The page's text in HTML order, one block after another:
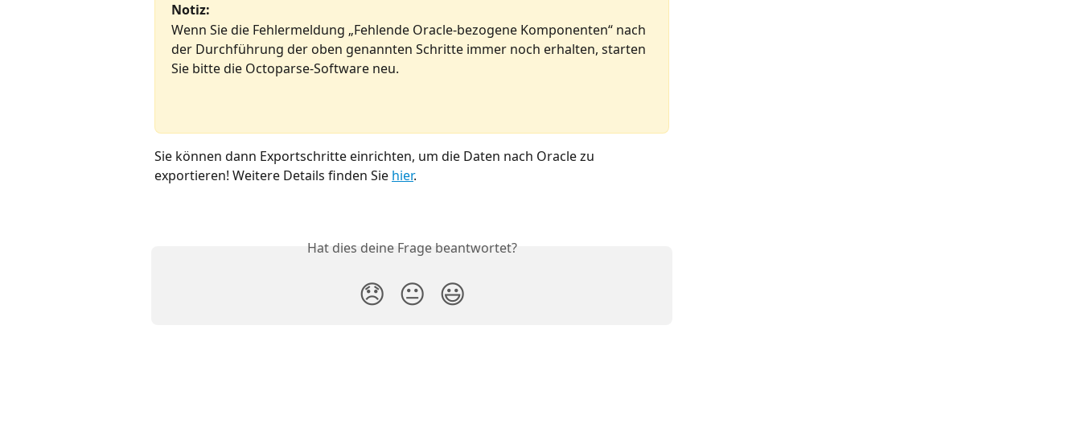
Notiz:
Wenn Sie die Fehlermeldung „Fehlende Oracle-bezogene Komponenten“ nach
der Durchführung der oben genannten Schritte immer noch erhalten, starten
Sie bitte die Octoparse-Software neu.
Sie können dann Exportschritte einrichten, um die Daten nach Oracle zu
exportieren! Weitere Details finden Sie hier.
Hat dies deine Frage beantwortet?
😞 😐 😃